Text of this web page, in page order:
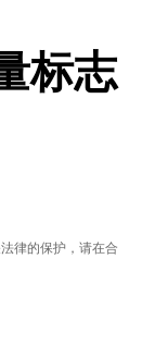
标志
律的保护，请在合